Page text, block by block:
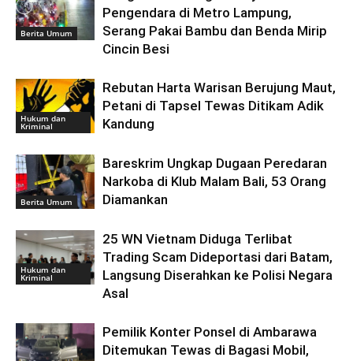
Berita Umum
Pengendara di Metro Lampung,
Serang Pakai Bambu dan Benda Mirip
Cincin Besi
Hukum dan
Kriminal
Rebutan Harta Warisan Berujung Maut,
Petani di Tapsel Tewas Ditikam Adik
Kandung
Berita Umum
Bareskrim Ungkap Dugaan Peredaran
Narkoba di Klub Malam Bali, 53 Orang
Diamankan
Hukum dan
Kriminal
25 WN Vietnam Diduga Terlibat
Trading Scam Dideportasi dari Batam,
Langsung Diserahkan ke Polisi Negara
Asal
Pemilik Konter Ponsel di Ambarawa
Ditemukan Tewas di Bagasi Mobil,